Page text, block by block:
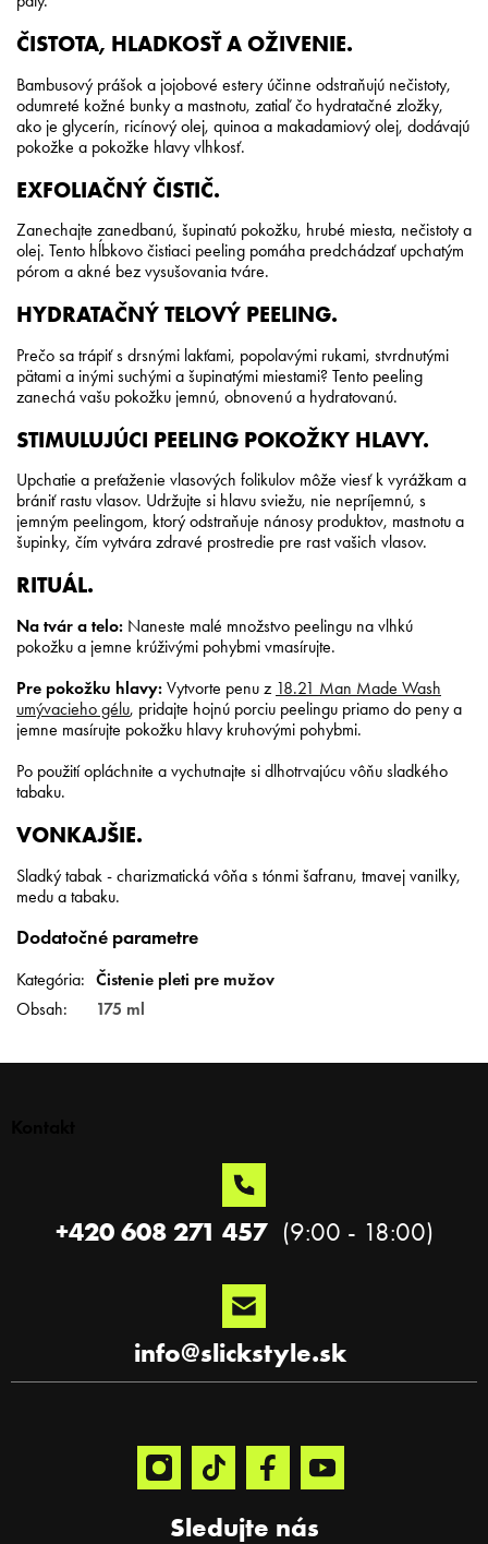
ČISTOTA, HLADKOSŤ A OŽIVENIE.
Bambusový prášok a jojobové estery účinne odstraňujú nečistoty,
odumreté kožné bunky a mastnotu, zatiaľ čo hydratačné zložky,
ako je glycerín, ricínový olej, quinoa a makadamiový olej, dodávajú
pokožke a pokožke hlavy vlhkosť.
EXFOLIAČNÝ ČISTIČ.
Zanechajte zanedbanú, šupinatú pokožku, hrubé miesta, nečistoty a
olej. Tento hĺbkovo čistiaci peeling pomáha predchádzať upchatým
pórom a akné bez vysušovania tváre.
HYDRATAČNÝ TELOVÝ PEELING.
Prečo sa trápiť s drsnými lakťami, popolavými rukami, stvrdnutými
pätami a inými suchými a šupinatými miestami? Tento peeling
zanechá vašu pokožku jemnú, obnovenú a hydratovanú.
STIMULUJÚCI PEELING POKOŽKY HLAVY.
Upchatie a preťaženie vlasových folikulov môže viesť k vyrážkam a
brániť rastu vlasov. Udržujte si hlavu sviežu, nie nepríjemnú, s
jemným peelingom, ktorý odstraňuje nánosy produktov, mastnotu a
šupinky, čím vytvára zdravé prostredie pre rast vašich vlasov.
RITUÁL.
Na tvár a telo: Naneste malé množstvo peelingu na vlhkú
pokožku a jemne krúživými pohybmi vmasírujte.
Pre pokožku hlavy: Vytvorte penu z 18.21 Man Made Wash
umývacieho gélu, pridajte hojnú porciu peelingu priamo do peny a
jemne masírujte pokožku hlavy kruhovými pohybmi.
Po použití opláchnite a vychutnajte si dlhotrvajúcu vôňu sladkého
tabaku.
VONKAJŠIE.
Sladký tabak - charizmatická vôňa s tónmi šafranu, tmavej vanilky,
medu a tabaku.
Dodatočné parametre
Kategória: Čistenie pleti pre mužov
Obsah: 175 ml
Sledujte nás
info@slickstyle.sk
+420 608 271 457